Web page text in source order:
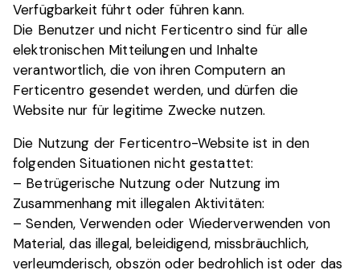
Verfügbarkeit führt oder führen kann.
Die Benutzer und nicht Ferticentro sind für alle
elektronischen Mitteilungen und Inhalte
verantwortlich, die von ihren Computern an
Ferticentro gesendet werden, und dürfen die
Website nur für legitime Zwecke nutzen.
Die Nutzung der Ferticentro-Website ist in den
folgenden Situationen nicht gestattet:
– Betrügerische Nutzung oder Nutzung im
Zusammenhang mit illegalen Aktivitäten:
– Senden, Verwenden oder Wiederverwenden von
Material, das illegal, beleidigend, missbräuchlich,
verleumderisch, obszön oder bedrohlich ist oder das